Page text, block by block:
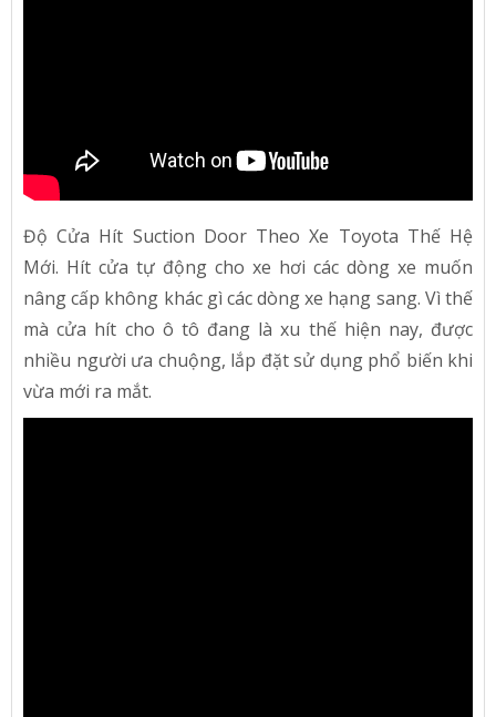
Độ Cửa Hít Suction Door Theo Xe Toyota Thế Hệ
Mới. Hít cửa tự động cho xe hơi các dòng xe muốn
nâng cấp không khác gì các dòng xe hạng sang. Vì thế
mà cửa hít cho ô tô đang là xu thế hiện nay, được
nhiều người ưa chuộng, lắp đặt sử dụng phổ biến khi
vừa mới ra mắt.